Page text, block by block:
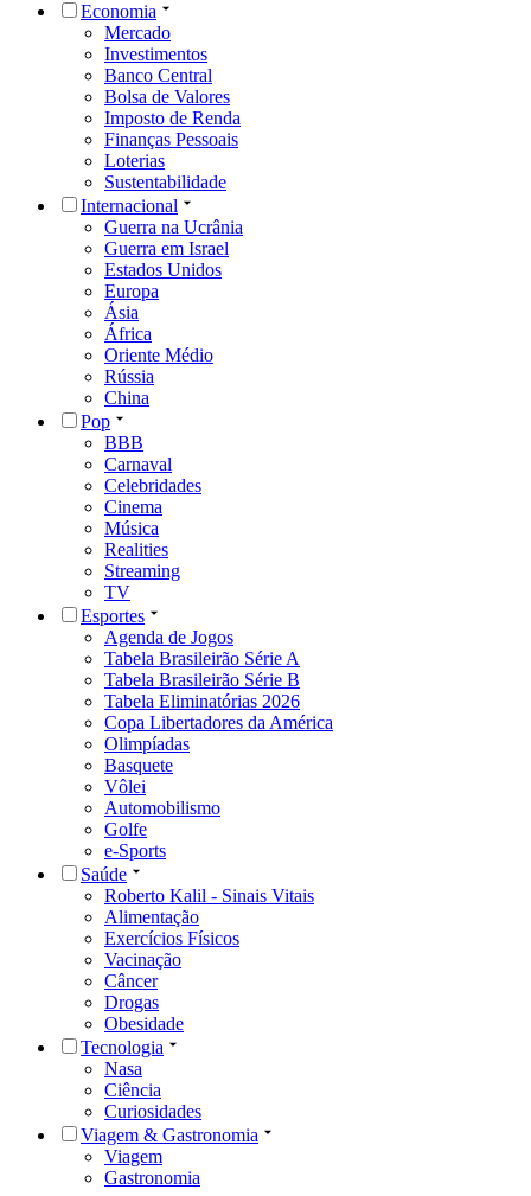
Economia
Mercado
Investimentos
Banco Central
Bolsa de Valores
Imposto de Renda
Finanças Pessoais
Loterias
Sustentabilidade
Internacional
Guerra na Ucrânia
Guerra em Israel
Estados Unidos
Europa
Ásia
África
Oriente Médio
Rússia
China
Pop
BBB
Carnaval
Celebridades
Cinema
Música
Realities
Streaming
TV
Esportes
Agenda de Jogos
Tabela Brasileirão Série A
Tabela Brasileirão Série B
Tabela Eliminatórias 2026
Copa Libertadores da América
Olimpíadas
Basquete
Vôlei
Automobilismo
Golfe
e-Sports
Saúde
Roberto Kalil - Sinais Vitais
Alimentação
Exercícios Físicos
Vacinação
Câncer
Drogas
Obesidade
Tecnologia
Nasa
Ciência
Curiosidades
Viagem & Gastronomia
Viagem
Gastronomia